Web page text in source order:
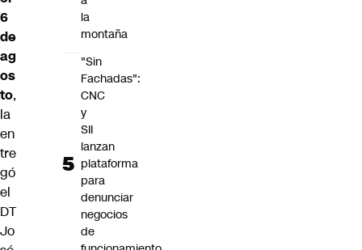
6
de
ag
os
to,
la
en
tre
gó
el
DT
Jo
la
montaña
"Sin
Fachadas":
CNC
y
SII
lanzan
plataforma
para
denunciar
negocios
de